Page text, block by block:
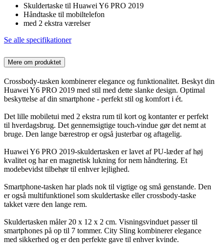
Skuldertaske til Huawei Y6 PRO 2019
Håndtaske til mobiltelefon
med 2 ekstra værelser
Se alle specifikationer
Mere om produktet
Crossbody-tasken kombinerer elegance og funktionalitet. Beskyt din
Huawei Y6 PRO 2019 med stil med dette slanke design. Optimal
beskyttelse af din smartphone - perfekt stil og komfort i ét.
Det lille mobiletui med 2 ekstra rum til kort og kontanter er perfekt
til hverdagsbrug. Det gennemsigtige touch-vindue gør det nemt at
bruge. Den lange bærestrop er også justerbar og aftagelig.
Huawei Y6 PRO 2019-skuldertasken er lavet af PU-læder af høj
kvalitet og har en magnetisk lukning for nem håndtering. Et
modebevidst tilbehør til enhver lejlighed.
Smartphone-tasken har plads nok til vigtige og små genstande. Den
er også multifunktionel som skuldertaske eller crossbody-taske
takket være den lange rem.
Skuldertasken måler 20 x 12 x 2 cm. Visningsvinduet passer til
smartphones på op til 7 tommer. City Sling kombinerer elegance
med sikkerhed og er den perfekte gave til enhver kvinde.